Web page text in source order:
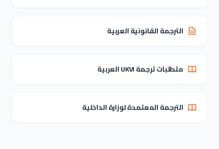
الترجمة القانونية العربية
متطلبات ترجمة UKVI العربية
الترجمة المعتمدة لوزارة الداخلية